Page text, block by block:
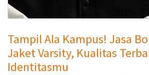
Tampil Ala Kampus! Jasa
Jaket Varsity, Kualitas
Identitasmu